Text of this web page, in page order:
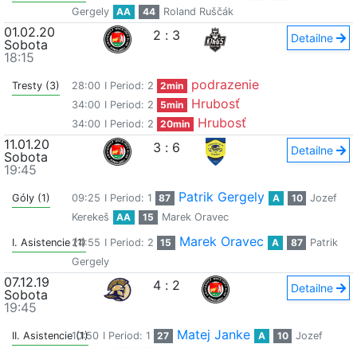
Gergely
AA 44 Roland Ruščák
01.02.20
Sobota
18:15
2 : 3 Detailne
Tresty (3) 28:00 I Period: 2 2min podrazenie
34:00 I Period: 2 5min Hrubosť
34:00 I Period: 2 20min
Hrubosť
11.01.20
Sobota
19:45
3 : 6 Detailne
Góly (1) 09:25 I Period: 1 87 Patrik Gergely A 10
Jozef
Kerekeš
AA 15 Marek Oravec
I. Asistencie (1)24:55 I Period: 2 15 Marek Oravec A 87
Patrik
Gergely
07.12.19
Sobota
19:45
4 : 2 Detailne
II. Asistencie (1)
10:50 I Period: 1 27 Matej Janke A 10
Jozef